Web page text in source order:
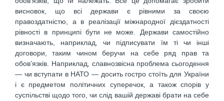
висновок, що всі держави є рівними за своєю
правоздатністю, а в реалізації міжнародної дієздатності
рівності в принципі бути не може. Держави самостійно
визначають, наприклад, чи підписувати їм ті чи інші
договори, таким чином беручи на себе ряд прав та
обов’язків. Наприклад, славнозвісна проблема сьогодення
— чи вступати в НАТО — досить гостро стоїть для України
і є предметом політичних суперечок, а також спорів у
суспільстві щодо того, чи слід вашій державі брати на себе